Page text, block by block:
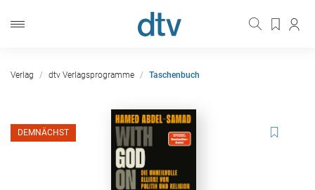
Verlag dtv Verlagsprogramme Taschenbuch
DEMNÄCHST